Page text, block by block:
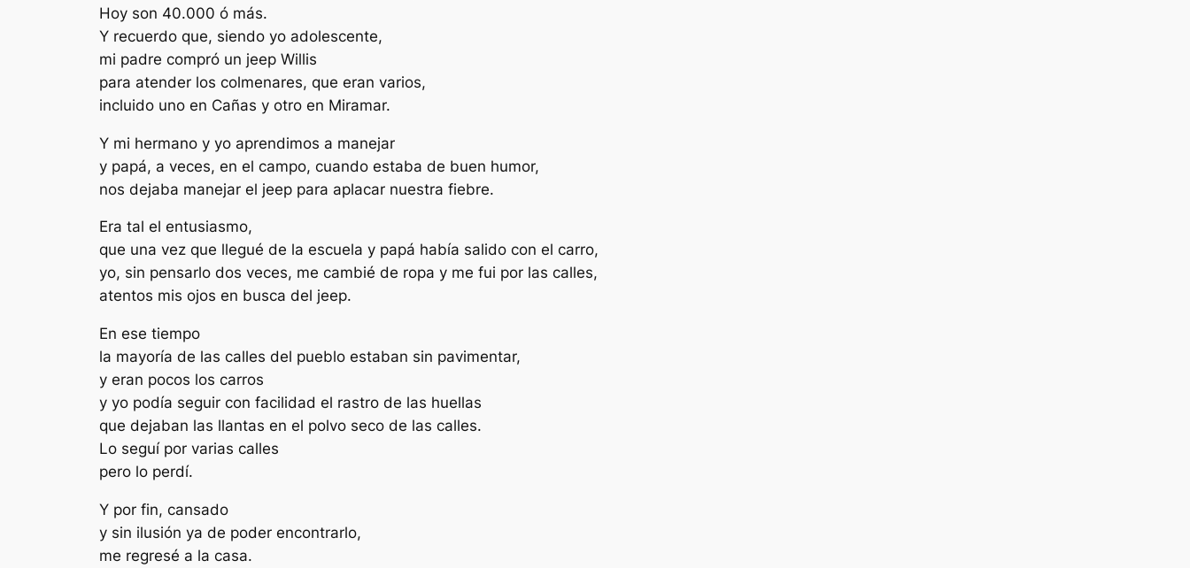
Hoy son 40.000 ó más.
Y recuerdo que, siendo yo adolescente,
mi padre compró un jeep Willis
para atender los colmenares, que eran varios,
incluido uno en Cañas y otro en Miramar.
Y mi hermano y yo aprendimos a manejar
y papá, a veces, en el campo, cuando estaba de buen humor,
nos dejaba manejar el jeep para aplacar nuestra fiebre.
Era tal el entusiasmo,
que una vez que llegué de la escuela y papá había salido con el carro,
yo, sin pensarlo dos veces, me cambié de ropa y me fui por las calles,
atentos mis ojos en busca del jeep.
En ese tiempo
la mayoría de las calles del pueblo estaban sin pavimentar,
y eran pocos los carros
y yo podía seguir con facilidad el rastro de las huellas
que dejaban las llantas en el polvo seco de las calles.
Lo seguí por varias calles
pero lo perdí.
Y por fin, cansado
y sin ilusión ya de poder encontrarlo,
me regresé a la casa.